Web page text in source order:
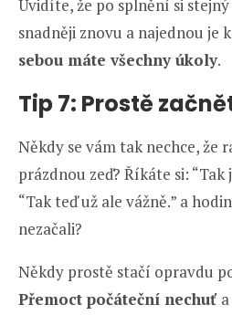
Uvidíte, že po splnění si
snadněji znovu a najednou je
sebou máte všechny úkoly.
Tip 7: Prostě
Někdy se vám tak nechce, že
prázdnou zeď? Říkáte si:
“Tak teď už ale vážně.” a
nezačali?
Někdy prostě stačí opravdu
Přemoct počáteční nechuť